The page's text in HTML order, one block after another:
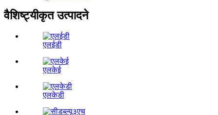
वैशिष्ट्यीकृत उत्पादने
एलईडी
एलकेई
एलकेडी